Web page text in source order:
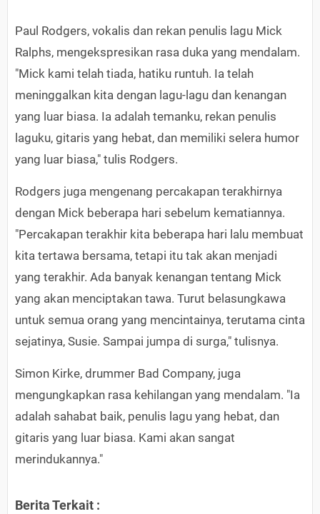
Paul Rodgers, vokalis dan rekan penulis lagu Mick
Ralphs, mengekspresikan rasa duka yang mendalam.
"Mick kami telah tiada, hatiku runtuh. Ia telah
meninggalkan kita dengan lagu-lagu dan kenangan
yang luar biasa. Ia adalah temanku, rekan penulis
laguku, gitaris yang hebat, dan memiliki selera humor
yang luar biasa," tulis Rodgers.
Rodgers juga mengenang percakapan terakhirnya
dengan Mick beberapa hari sebelum kematiannya.
"Percakapan terakhir kita beberapa hari lalu membuat
kita tertawa bersama, tetapi itu tak akan menjadi
yang terakhir. Ada banyak kenangan tentang Mick
yang akan menciptakan tawa. Turut belasungkawa
untuk semua orang yang mencintainya, terutama cinta
sejatinya, Susie. Sampai jumpa di surga," tulisnya.
Simon Kirke, drummer Bad Company, juga
mengungkapkan rasa kehilangan yang mendalam. "Ia
adalah sahabat baik, penulis lagu yang hebat, dan
gitaris yang luar biasa. Kami akan sangat
merindukannya."
Berita Terkait :